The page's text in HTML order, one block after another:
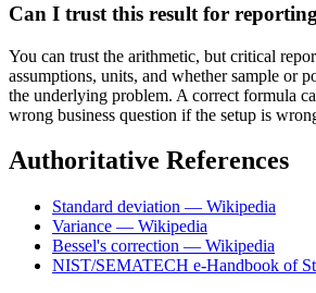
Can I trust this result for
You can trust the arithmetic, but critical
assumptions, units, and whether sample or
the underlying problem. A correct formula
wrong business question if the setup is
Authoritative References
Standard deviation — Wikipedia
Variance — Wikipedia
Bessel's correction — Wikipedia
NIST/SEMATECH e-Handbook of